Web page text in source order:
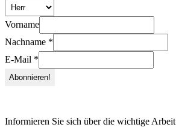
Vorname
Nachname *
E-Mail *
Informieren Sie sich über die wichtige